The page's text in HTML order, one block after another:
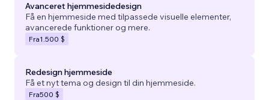
Avanceret hjemmesidedesign
Få en hjemmeside med tilpassede visuelle elementer,
avancerede funktioner og mere.
Fra1.500 $
Redesign hjemmeside
Få et nyt tema og design til din hjemmeside.
Fra500 $